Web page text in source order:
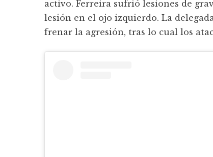
activo. Ferreira sufrió lesiones de
lesión en el ojo izquierdo. La
frenar la agresión, tras lo cual los